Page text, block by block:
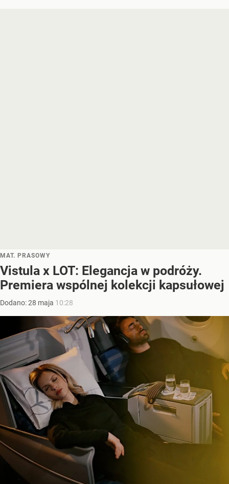
MAT. PRASOWY
Vistula x LOT: Elegancja w podróży.
Premiera wspólnej kolekcji kapsułowej
Dodano:28 maja 10:28